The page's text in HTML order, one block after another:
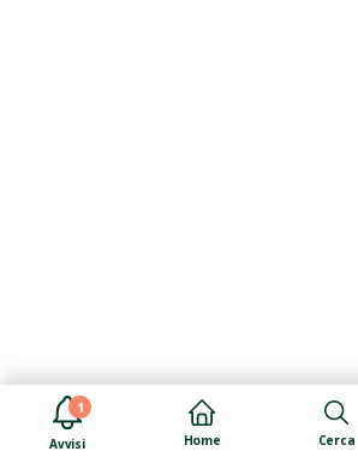
1
Avvisi Home Cerca